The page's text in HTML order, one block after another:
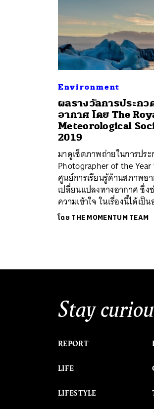
Environment
ผลรางวัลการประก
อากาศ โดย The
Meteorological
2019
มาดูเซ็ตภาพถ่ายในการปร
Photographer of the
ศูนย์การเรียนรู้ด้านสภาพอ
เปลี่ยนแปลงทางอากาศ ซึ่ง
ความเข้าใจ ในเรื่องนี้ได้เป็
โดย THE MOMENTUM TEAM
Stay
REPORT
LIFE
LIFESTYLE